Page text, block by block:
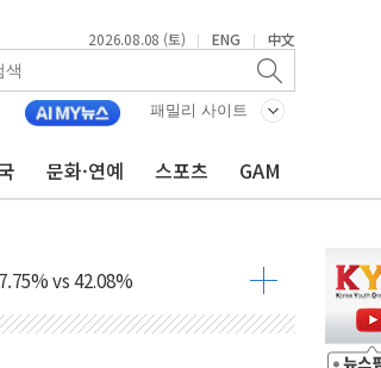
2026.08.08 (토) | ENG | 中文
패밀리 사이트
문화·연예 스포츠 GAM
호우 피해·통제구간 없어
金 45.42% vs 鄭 44.56%
vs 42.08%